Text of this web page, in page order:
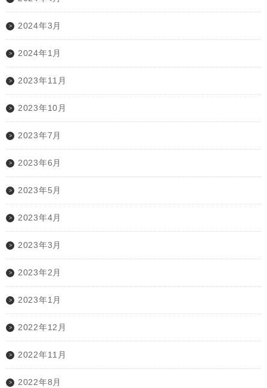
2024年3月
2024年1月
2023年11月
2023年10月
2023年7月
2023年6月
2023年5月
2023年4月
2023年3月
2023年2月
2023年1月
2022年12月
2022年11月
2022年8月